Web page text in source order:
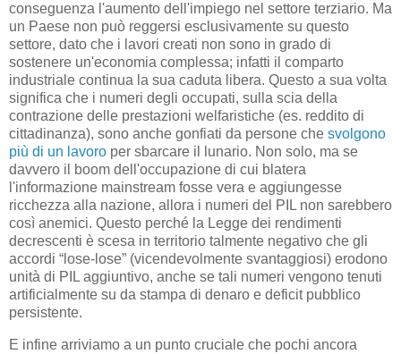
conseguenza l'aumento dell'impiego nel settore terziario. Ma
un Paese non può reggersi esclusivamente su questo
settore, dato che i lavori creati non sono in grado di
sostenere un'economia complessa; infatti il comparto
industriale continua la sua caduta libera. Questo a sua volta
significa che i numeri degli occupati, sulla scia della
contrazione delle prestazioni welfaristiche (es. reddito di
cittadinanza), sono anche gonfiati da persone che svolgono
più di un lavoro per sbarcare il lunario. Non solo, ma se
davvero il boom dell'occupazione di cui blatera
l'informazione mainstream fosse vera e aggiungesse
ricchezza alla nazione, allora i numeri del PIL non sarebbero
così anemici. Questo perché la Legge dei rendimenti
decrescenti è scesa in territorio talmente negativo che gli
accordi “lose-lose” (vicendevolmente svantaggiosi) erodono
unità di PIL aggiuntivo, anche se tali numeri vengono tenuti
artificialmente su da stampa di denaro e deficit pubblico
persistente.
E infine arriviamo a un punto cruciale che pochi ancora